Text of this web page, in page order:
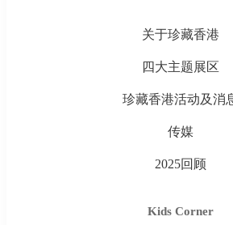
关于珍藏香港
四大主题展区
珍藏香港活动及消
传媒
2025回顾
Kids Corner